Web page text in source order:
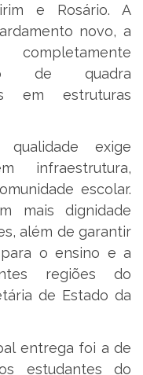
e Rosário. A
novo, a
de quadra
em estruturas
exige
infraestrutura,
escolar.
mais dignidade
além de garantir
o ensino e a
regiões do
de Estado da
entrega foi a de
estudantes do